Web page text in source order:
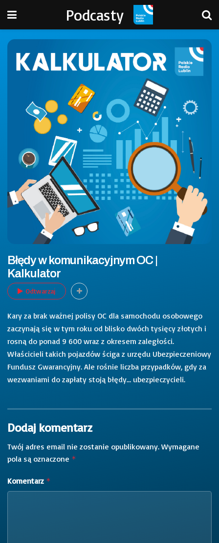
Podcasty
Błędy w komunikacyjnym OC |
Kalkulator
Odtwarzaj
Kary za brak ważnej polisy OC dla samochodu osobowego
zaczynają się w tym roku od blisko dwóch tysięcy złotych i
rosną do ponad 9 600 wraz z okresem zaległości.
Właścicieli takich pojazdów ściga z urzędu Ubezpieczeniowy
Fundusz Gwarancyjny. Ale rośnie liczba przypadków, gdy za
wezwaniami do zapłaty stoją błędy… ubezpieczycieli.
Dodaj komentarz
Twój adres email nie zostanie opublikowany. Wymagane
pola są oznaczone *
Komentarz *